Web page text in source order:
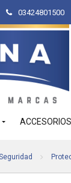
03424801500
ACCESORIOS